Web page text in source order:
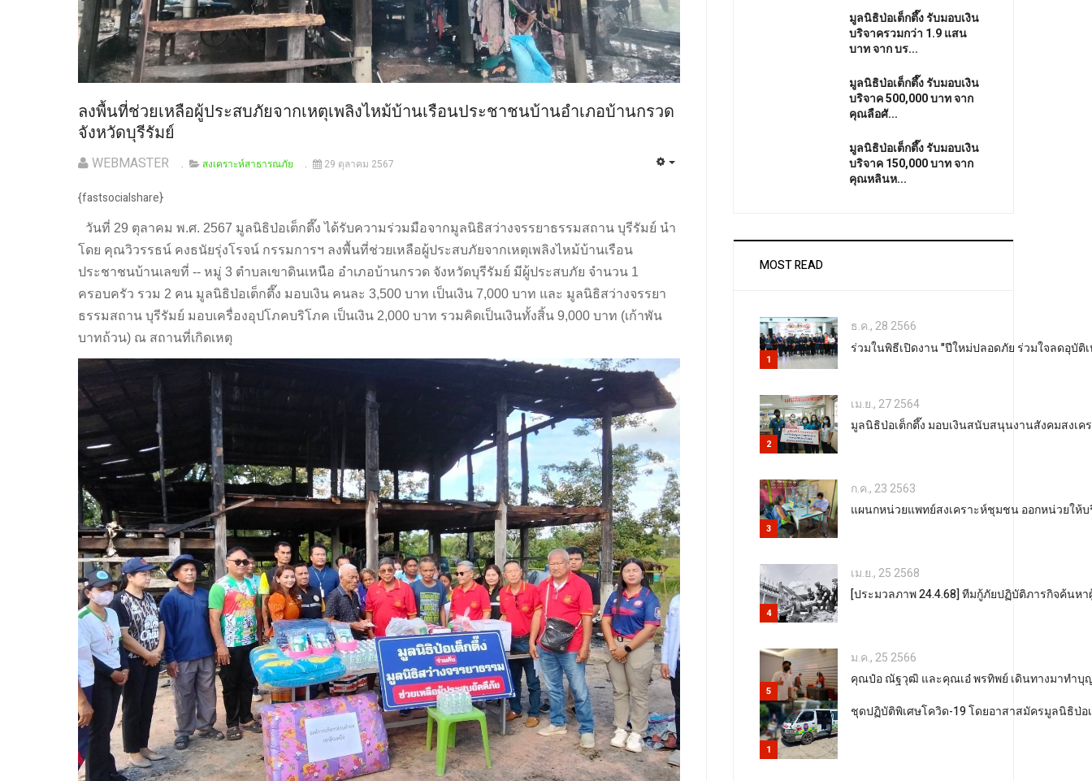
ลงพื้นที่ช่วยเหลือผู้ประสบภัยจากเหตุเพลิงไหม้บ้านเรือนประชาชนบ้านอำเภอบ้านกรวด
จังหวัดบุรีรัมย์
WEBMASTER สงเคราะห์สาธารณภัย 29 ตุลาคม 2567
{fastsocialshare}
วันที่ 29 ตุลาคม พ.ศ. 2567 มูลนิธิป่อเต็กตึ๊ง ได้รับความร่วมมือจากมูลนิธิสว่างจรรยาธรรมสถาน บุรีรัมย์ นำ
โดย คุณวิวรรธน์ คงธนัยรุ่งโรจน์ กรรมการฯ ลงพื้นที่ช่วยเหลือผู้ประสบภัยจากเหตุเพลิงไหม้บ้านเรือน
ประชาชนบ้านเลขที่ -- หมู่ 3 ตำบลเขาดินเหนือ อำเภอบ้านกรวด จังหวัดบุรีรัมย์ มีผู้ประสบภัย จำนวน 1
ครอบครัว รวม 2 คน มูลนิธิป่อเต็กตึ๊ง มอบเงิน คนละ 3,500 บาท เป็นเงิน 7,000 บาท และ มูลนิธิสว่างจรรยา
ธรรมสถาน บุรีรัมย์ มอบเครื่องอุปโภคบริโภค เป็นเงิน 2,000 บาท รวมคิดเป็นเงินทั้งสิ้น 9,000 บาท (เก้าพัน
บาทถ้วน) ณ สถานที่เกิดเหตุ
มูลนิธิป่อเต็กตึ๊ง รับมอบเงิน
บริจาครวมกว่า 1.9 แสน
บาท จาก บร...
มูลนิธิป่อเต็กตึ๊ง รับมอบเงิน
บริจาค 500,000 บาท จาก
คุณลือศั...
มูลนิธิป่อเต็กตึ๊ง รับมอบเงิน
บริจาค 150,000 บาท จาก
คุณหลินห...
MOST READ
1
ธ.ค., 28 2566
ร่วมในพิธีเปิดงาน "ปีใหม่ปลอดภัย ร่วมใจลดอุบั
2
เม.ย., 27 2564
มูลนิธิป่อเต็กตึ๊ง มอบเงินสนับสนุนงานสังคมสงเค
3
ก.ค., 23 2563
แผนกหน่วยแพทย์สงเคราะห์ชุมชน ออกหน่วยให้
4
เม.ย., 25 2568
[ประมวลภาพ 24.4.68] ทีมกู้ภัยปฏิบัติภารกิจค้นห
5
ม.ค., 25 2566
คุณป๋อ ณัฐวุฒิ และคุณเอ๋ พรทิพย์ เดินทางมาทำบุ
1
ชุดปฏิบัติพิเศษโควิด-19 โดยอาสาสมัครมูลนิธิป่